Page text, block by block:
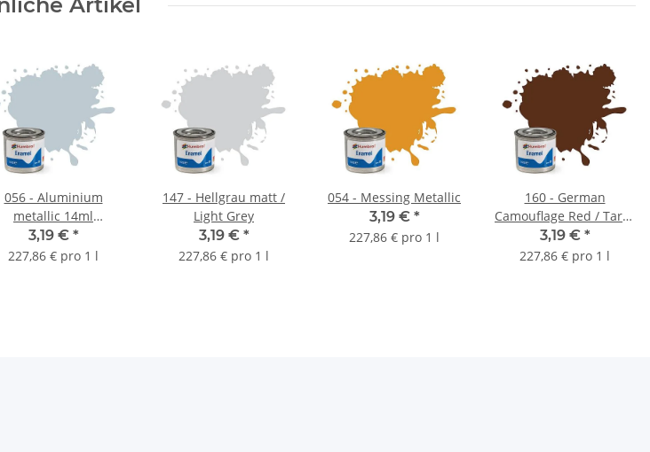
056 - Aluminium
metallic 14ml
Enamelfarbe
3,19 € *
227,86 € pro 1 l
147 - Hellgrau matt /
Light Grey
3,19 € *
227,86 € pro 1 l
054 - Messing Metallic
3,19 € *
227,86 € pro 1 l
160 - German
Camouflage Red / Tarn-
Rotbraun matt 14ml
3,19 € *
227,86 € pro 1 l